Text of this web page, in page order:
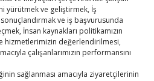
yürütmek ve geliştirmek, İş
ve iş başvurusunda
İnsan kaynakları politikamızın
hizmetlerimizin değerlendirilmesi,
çalışanlarımızın performansını
sağlanması amacıyla ziyaretçilerinin
Sanayi Odası’nın yeni